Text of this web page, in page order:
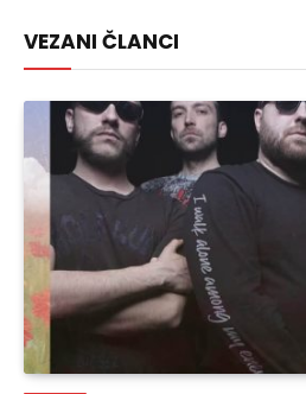
VEZANI ČLANCI